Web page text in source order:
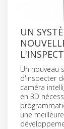
UN
Un nouveau
d'inspecter
caméra
en 3D
une